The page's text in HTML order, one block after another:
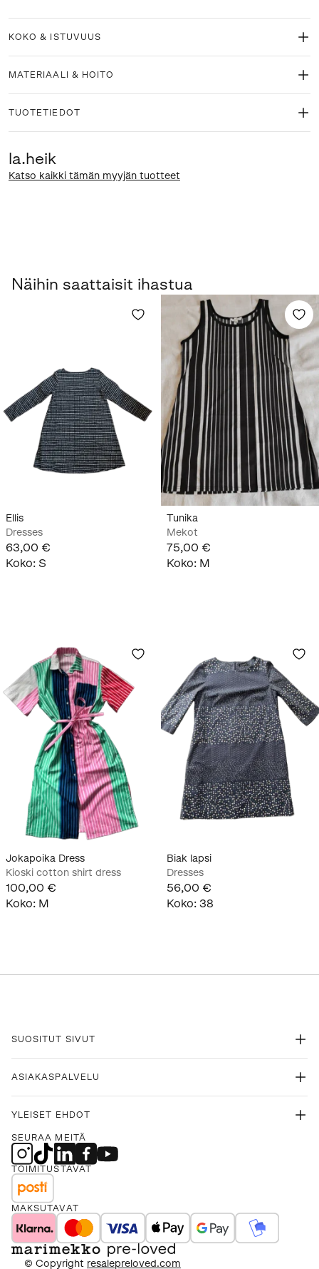
KOKO & ISTUVUUS
MATERIAALI & HOITO
TUOTETIEDOT
la.heik
Katso kaikki tämän myyjän tuotteet
Näihin saattaisit ihastua
Ellis
Dresses
63,00 €
Koko: S
Tunika
Mekot
75,00 €
Koko: M
Jokapoika Dress
Kioski cotton shirt dress
100,00 €
Koko: M
Biak lapsi
Dresses
56,00 €
Koko: 38
SUOSITUT SIVUT
ASIAKASPALVELU
YLEISET EHDOT
SEURAA MEITÄ
TOIMITUSTAVAT
MAKSUTAVAT
© Copyright resalepreloved.com